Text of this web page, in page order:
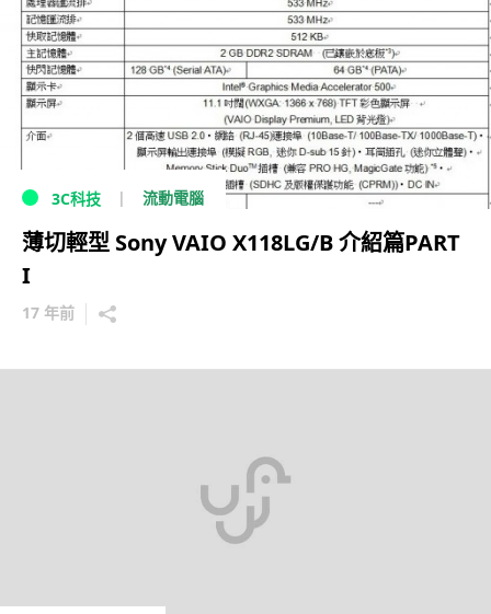
3C科技 流動電腦
薄切輕型 Sony VAIO X118LG/B 介紹篇PART
I
17 年前